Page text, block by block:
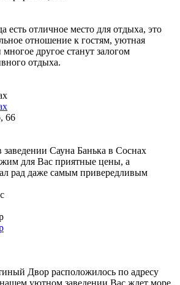
есть отличное место для отдыха, это
отношение к гостям, уютная
другое станут залогом
отдыха.
66
Сауна Банька в Соснах
для Вас приятные цены, а
рад даже самым привередливым
Двор расположилось по адресу
уютном заведении Вас ждет море